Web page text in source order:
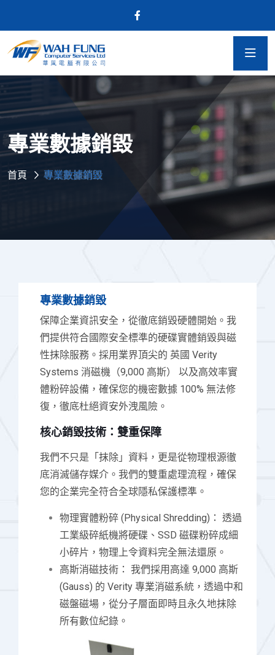
專業數據銷毀
首頁 專業數據銷毀
專業數據銷毀
保障企業資訊安全，從徹底銷毀硬體開始。我
們提供符合國際安全標準的硬碟實體銷毀與磁
性抹除服務。採用業界頂尖的 英國 Verity
Systems 消磁機（9,000 高斯） 以及高效率實
體粉碎設備，確保您的機密數據 100% 無法修
復，徹底杜絕資安外洩風險。
核心銷毀技術：雙重保障
我們不只是「抹除」資料，更是從物理根源徹
底消滅儲存媒介。我們的雙重處理流程，確保
您的企業完全符合全球隱私保護標準。
物理實體粉碎 (Physical Shredding)： 透過
工業級碎紙機將硬碟、SSD 磁碟粉碎成細
小碎片，物理上令資料完全無法還原。
高斯消磁技術： 我們採用高達 9,000 高斯
(Gauss) 的 Verity 專業消磁系統，透過中和
磁盤磁場，從分子層面即時且永久地抹除
所有數位紀錄。